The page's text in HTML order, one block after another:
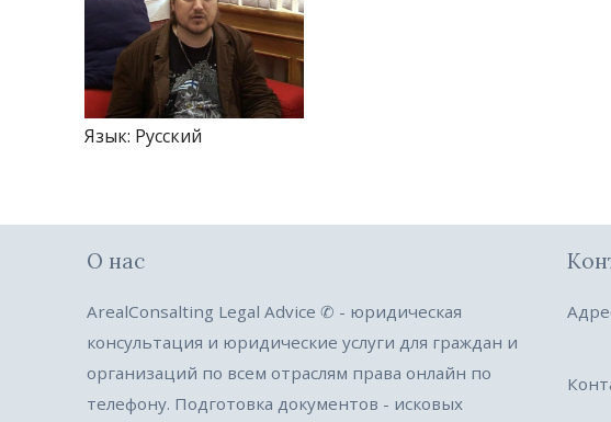
Язык: Русский
О нас
ArealConsalting Legal Advice ✆ - юридическая
консультация и юридические услуги для граждан и
организаций по всем отраслям права онлайн по
телефону. Подготовка документов - исковых